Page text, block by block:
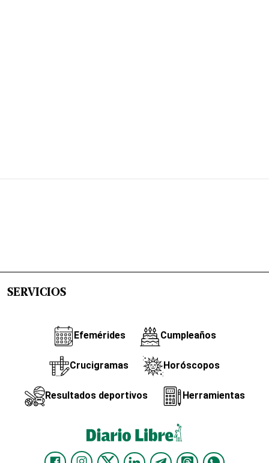
SERVICIOS
Efemérides Cumpleaños
Crucigramas Horóscopos
Resultados deportivos Herramientas